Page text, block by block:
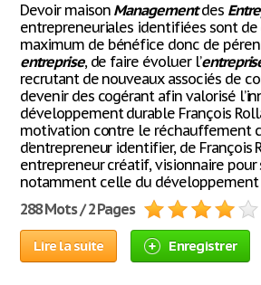
Devoir maison Managementdes
entrepreneuriales identifiées sont de
maximum de bénéfice donc de
entreprise, de faire évoluer l’
recrutant de nouveaux associés de
devenir des cogérant afin valorisé
développement durable François
motivation contre le réchauffement
d’entrepreneur identifier, de François
entrepreneur créatif, visionnaire pour
notamment celle du développement
288 Mots / 2 Pages
Lire la suite Enregistrer